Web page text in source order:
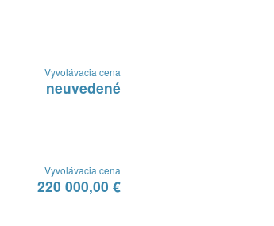
Vyvolávacia cena
neuvedené
Vyvolávacia cena
220 000,00 €